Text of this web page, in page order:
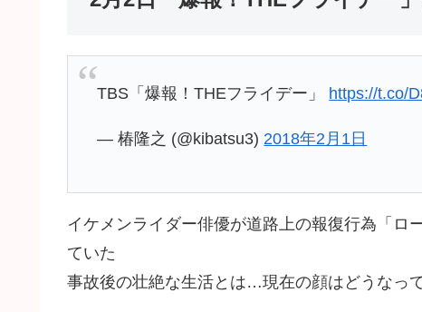
TBS「爆報！THEフライデー」 https://t.co/
— 椿隆之 (@kibatsu3) 2018年2月1日
イケメンライダー俳優が道路上の報復行為「
ていた
事故後の壮絶な生活とは…現在の顔はどうなっ